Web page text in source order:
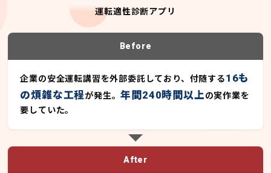
運転適性診断アプリ
Before
企業の安全運転講習を外部委託しており、付随する16も
の煩雑な工程が発生。年間240時間以上の実作業を
要していた。
After